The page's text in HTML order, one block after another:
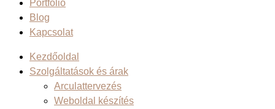
Portfólió
Blog
Kapcsolat
Kezdőoldal
Szolgáltatások és árak
Arculattervezés
Weboldal készítés